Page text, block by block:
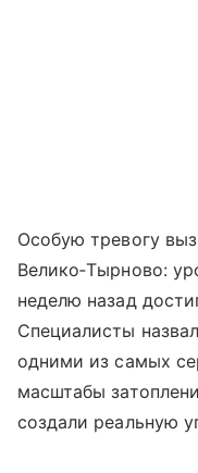
Особую тревогу
Велико‑Тырново:
неделю назад
Специалисты
одними из самых
масштабы
создали реальную